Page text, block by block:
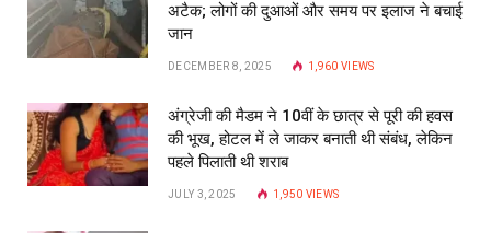
अटैक; लोगों की दुआओं और समय पर इलाज ने बचाई
जान
DECEMBER 8, 2025 1,960 VIEWS
अंग्रेजी की मैडम ने 10वीं के छात्र से पूरी की हवस
की भूख, होटल में ले जाकर बनाती थी संबंध, लेकिन
पहले पिलाती थी शराब
JULY 3, 2025 1,950 VIEWS